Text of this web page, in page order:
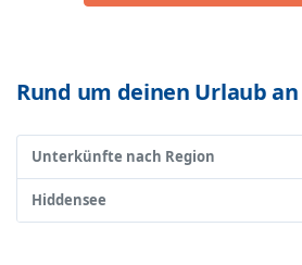
Rund um deinen Urlaub
Unterkünfte nach Region
Hiddensee